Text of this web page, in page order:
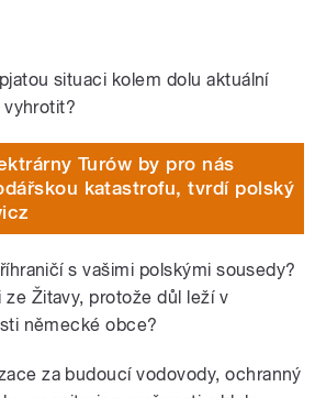
situaci kolem dolu aktuální
vyhrotit?
Turów by pro nás
katastrofu, tvrdí polský
s vašimi polskými sousedy?
Žitavy, protože důl leží v
německé obce?
za budoucí vodovody, ochranný